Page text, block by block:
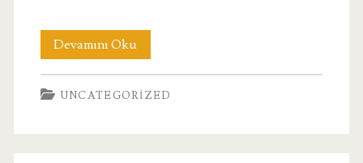
Devamını OkuDeneme
Bonusu
ve
UNCATEGORIZED